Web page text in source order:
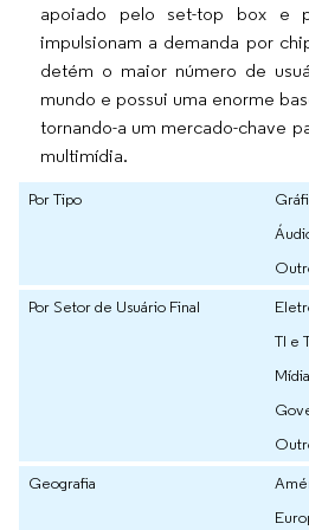
apoiado pelo set-top box e
impulsionam a demanda por
detém o maior número de
mundo e possui uma enorme
tornando-a um mercado-chave
multimídia.
Por Tipo
Por Setor de Usuário Final
TI e
Geografia